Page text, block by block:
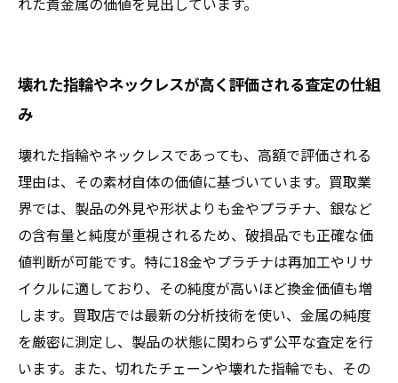
壊れた指輪やネックレスが高く評価される査定の仕組
み
壊れた指輪やネックレスであっても、高額で評価される
理由は、その素材自体の価値に基づいています。買取業
界では、製品の外見や形状よりも金やプラチナ、銀など
の含有量と純度が重視されるため、破損品でも正確な価
値判断が可能です。特に18金やプラチナは再加工やリサ
イクルに適しており、その純度が高いほど換金価値も増
します。買取店では最新の分析技術を使い、金属の純度
を厳密に測定し、製品の状態に関わらず公平な査定を行
います。また、切れたチェーンや壊れた指輪でも、その